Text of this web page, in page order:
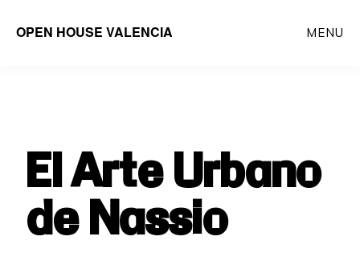
OPEN HOUSE VALENCIA MENU
El Arte Urbano
de Nassio